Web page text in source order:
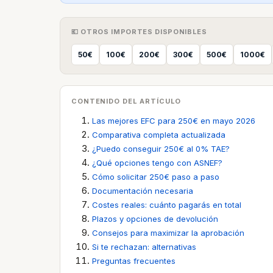
💶 OTROS IMPORTES DISPONIBLES
50€ 100€ 200€ 300€ 500€ 1000€
CONTENIDO DEL ARTÍCULO
Las mejores EFC para 250€ en mayo 2026
Comparativa completa actualizada
¿Puedo conseguir 250€ al 0% TAE?
¿Qué opciones tengo con ASNEF?
Cómo solicitar 250€ paso a paso
Documentación necesaria
Costes reales: cuánto pagarás en total
Plazos y opciones de devolución
Consejos para maximizar la aprobación
Si te rechazan: alternativas
Preguntas frecuentes